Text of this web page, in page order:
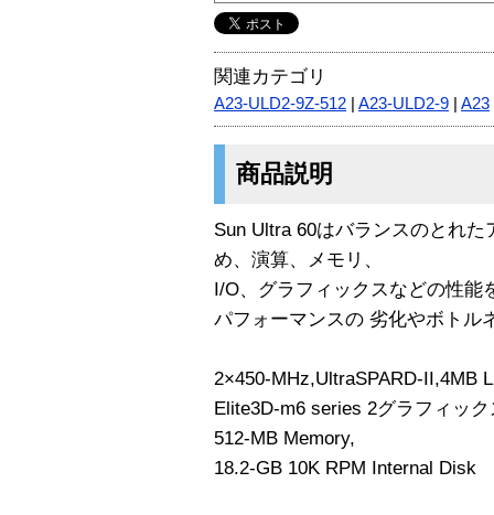
関連カテゴリ
A23-ULD2-9Z-512 A23-ULD2-9 A23
商品説明
Sun Ultra 60はバランスのとれ
め、演算、メモリ、
I/O、グラフィックスなどの性能
パフォーマンスの 劣化やボトル
2×450-MHz,UltraSPARD-II,4MB
Elite3D-m6 series 2グラフィック
512-MB Memory,
18.2-GB 10K RPM Internal Disk